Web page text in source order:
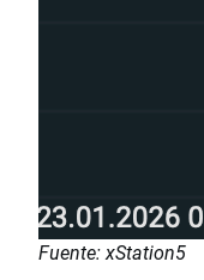
Fuente: xStation5